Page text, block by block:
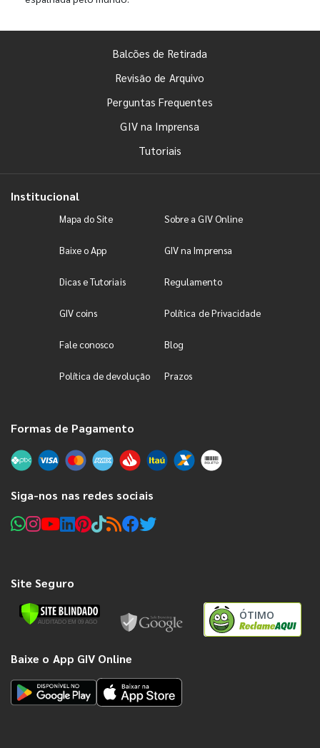
Balcões de Retirada
Revisão de Arquivo
Perguntas Frequentes
GIV na Imprensa
Tutoriais
Institucional
Mapa do Site Sobre a GIV Online
Baixe o App GIV na Imprensa
Dicas e Tutoriais Regulamento
GIV coins Política de Privacidade
Fale conosco Blog
Política de devolução Prazos
Formas de Pagamento
Siga-nos nas redes sociais
Site Seguro
ÓTIMO
Baixe o App GIV Online